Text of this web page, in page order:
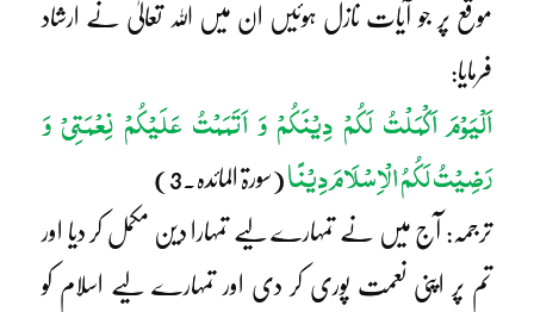
موقع پر جو آیات نازل ہوئیں ان میں اللہ تعالیٰ نے ارشاد
فرمایا:
اَلْیَوْمَ اَکْمَلْتُ لَکُمْ دِیْنَکُمْ وَ اَتَمَمْتُ عَلَیْکُمْ نِعْمَتِیْ وَ
رَضِیْتُ لَکُمُ الْاِسْلَامَ دِیْنًا (سورۃ المائدہ۔3)
ترجمہ: آج میں نے تمہارے لیے تمہارا دین مکمل کر دیا اور
تم پر اپنی نعمت پوری کر دی اور تمہارے لیے اسلام کو